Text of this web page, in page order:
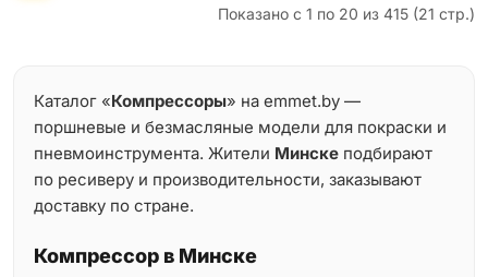
Показано с 1 по 20 из 415 (21 стр.)
Каталог «Компрессоры» на emmet.by —
поршневые и безмасляные модели для покраски и
пневмоинструмента. Жители Минске подбирают
по ресиверу и производительности, заказывают
доставку по стране.
Компрессор в Минске